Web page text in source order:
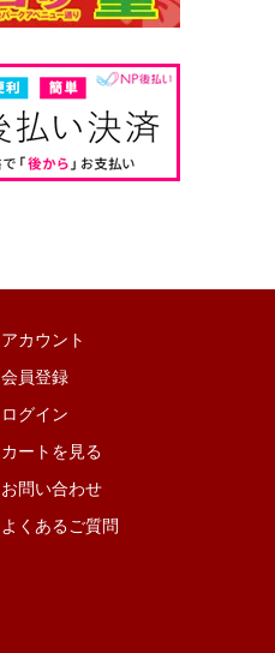
アカウント
会員登録
ログイン
カートを見る
お問い合わせ
よくあるご質問